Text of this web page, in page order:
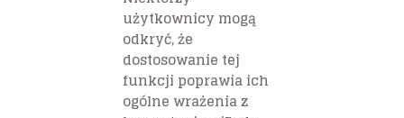
użytkownicy mogą
odkryć, że
dostosowanie tej
funkcji poprawia ich
ogólne wrażenia z